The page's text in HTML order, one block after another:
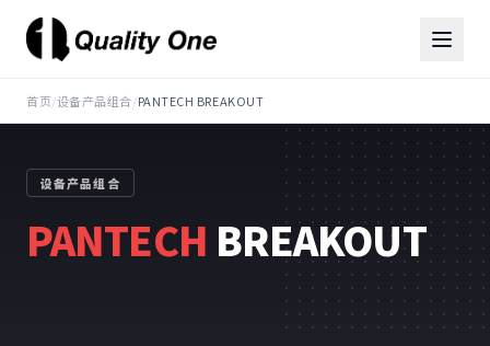
首页/设备产品组合/PANTECH BREAKOUT
设备产品组合
PANTECH BREAKOUT